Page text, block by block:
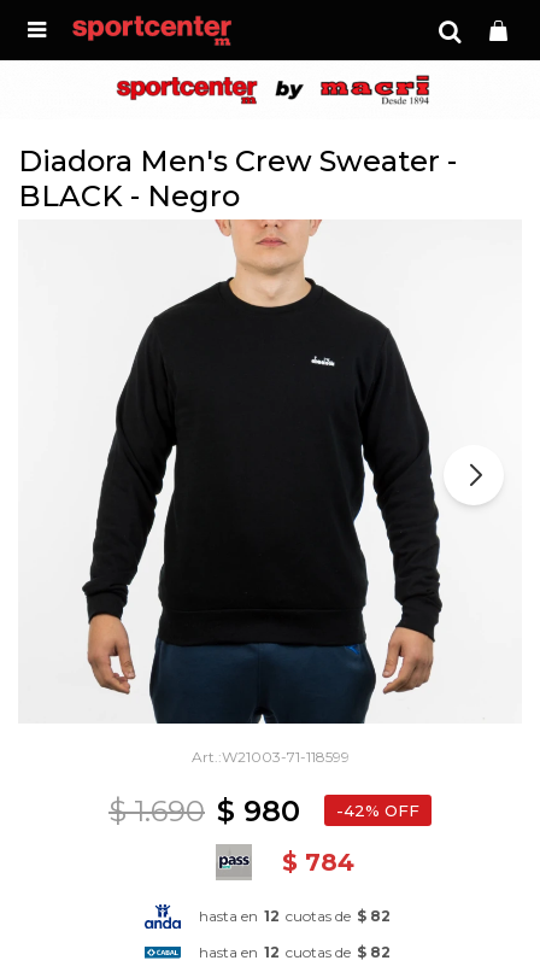

Diadora Men's Crew Sweater -
BLACK - Negro
W21003-71-118599
$ 980
$ 1.690 42
$ 784
hasta en 12 cuotas de $ 82
hasta en 12 cuotas de $ 82